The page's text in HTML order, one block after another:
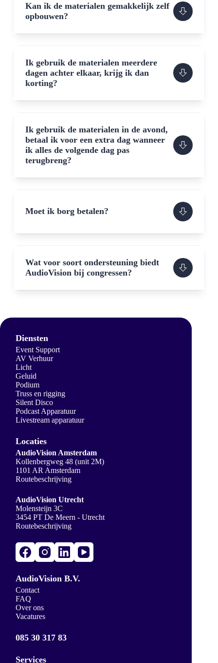
Kan ik de materialen gemakkelijk zelf
opbouwen?
Ik gebruik de materialen meerdere
dagen achter elkaar, krijg ik dan
korting?
Ik gebruik de materialen in de avond,
betaal ik voor een extra dag wanneer
ik alles de volgende dag pas
terugbreng?
Moet ik borg betalen?
Wat voor soort ondersteuning biedt
AudioVision bij congressen?
Diensten
Event Support
AV Verhuur
Licht
Geluid
Podium
Truss en rigging
Silent Disco
Podcast Apparatuur
Livestream apparatuur
Locaties
AudioVision Amsterdam
Kollenbergweg 48 (unit 2M)
1101 AR Amsterdam
Routebeschrijving
AudioVision Utrecht
Molensteijn 3C
3454 PT De Meern - Utrecht
Routebeschrijving
AudioVision B.V.
Contact
FAQ
Over ons
Vacatures
085 30 317 83
Services